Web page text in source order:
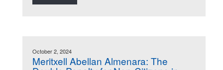
October 2, 2024
Meritxell Abellan Almenara: The